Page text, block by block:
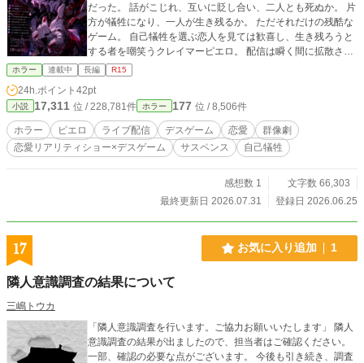
だった。 話がこじれ、互いに貶し合い、二人とも死ぬか。 片
方が犠牲になり、一人が生き残るか。 ただそれだけの残酷な
ゲーム。 自己犠牲を選ぶ恋人を見ては歓喜し、生き残ろうと
する者を嘲笑うクレイマーピエロ。 配信は瞬く間に拡散さ
れ、世間は嫌悪しながらも熱狂する。 警察は正体不明の犯罪
配信者を追うが、その手は届かない。 そして今日もまた、新
たな恋人たちが舞台へと引きずり出される。 これは、愛を試
される者たちの物語。 そして、愛を娯楽として消費する世界
の物語。 ――究極の愛の証明ショーに、あなたもきっと夢中
になる 恋愛リアリティショー×デスゲーム 第1回新エンタメ小
説大賞応募作品。
ホラー 連載中 長編 R15
24h.ポイント 42pt
小説 17,311 位 / 228,781件 ホラー 177 位 / 8,506件
ホラー ピエロ ライブ配信 デスゲーム 恋愛
群像劇
恋愛リアリティショー×デスゲーム
サスペンス 自己犠牲
感想数 1
文字数 66,303
最終更新日 2026.07.31
登録日 2026.06.25
17 お気に入り追加 1
隣人意識調査の結果について
三嶋トウカ
「隣人意識調査を行います。ご協力お願いいたします」 隣人
意識調査の結果が出ましたので、担当者はご確認ください。
一部、確認の必要な点がございます。 今後も引き続き、調査